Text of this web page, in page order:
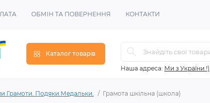
ОБМІН ТА ПОВЕРНЕННЯ КОНТАКТИ
Каталог товарів
Наша адреса: Ми з України !)
Грамоти. Подяки.Медальки. Грамота шкільна (школа)